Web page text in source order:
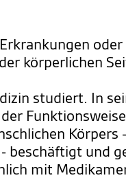
körperlichen
studiert. In
Körpers
beschäftigt und
mit